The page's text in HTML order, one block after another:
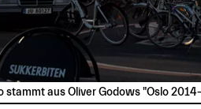
stammt aus Oliver Godows "Oslo